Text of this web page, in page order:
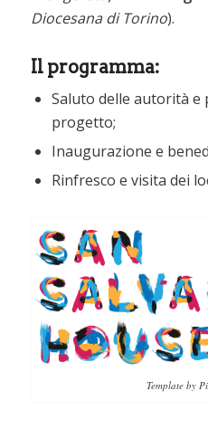
Diocesana di Torino).
Il programma:
Saluto delle autorità e
progetto;
Inaugurazione e
Rinfresco e visita dei
Template by